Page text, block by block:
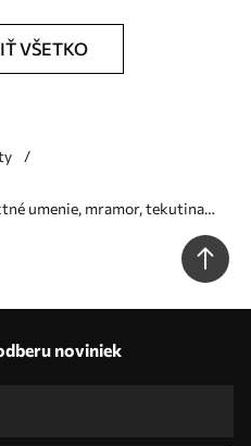
VŠETKO
umenie, mramor, tekutina
noviniek